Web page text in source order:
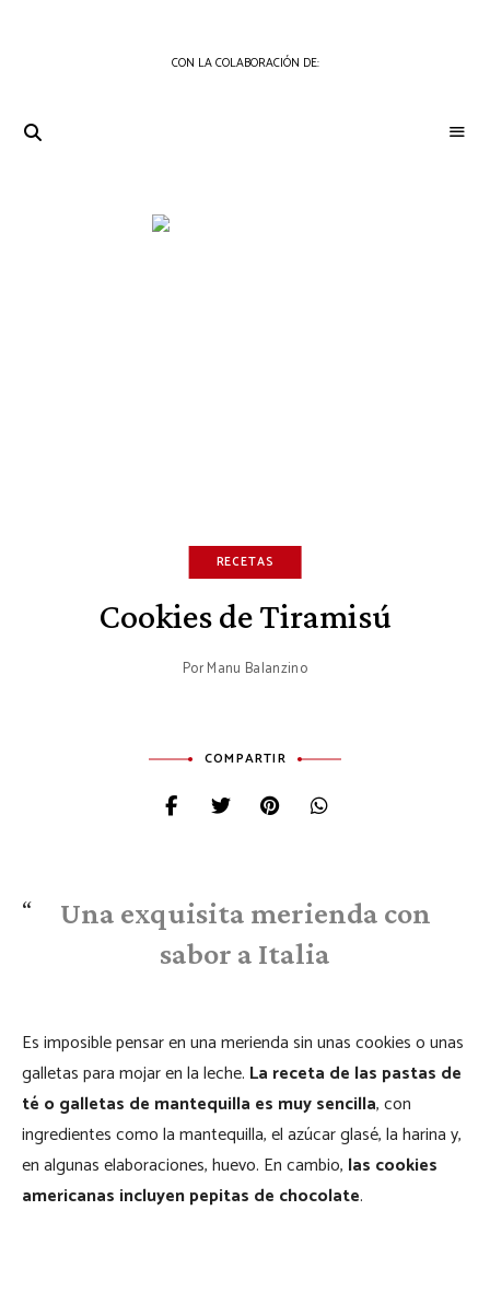
CON LA COLABORACIÓN DE:
Periódico
RECETAS
Cookies de Tiramisú
PorManu Balanzino
COMPARTIR
Una exquisita merienda con
sabor a Italia
Es imposible pensar en una merienda sin unas cookies o unas
galletas para mojar en la leche. La receta de las pastas de
té o galletas de mantequilla es muy sencilla, con
ingredientes como la mantequilla, el azúcar glasé, la harina y,
en algunas elaboraciones, huevo. En cambio, las cookies
americanas incluyen pepitas de chocolate.